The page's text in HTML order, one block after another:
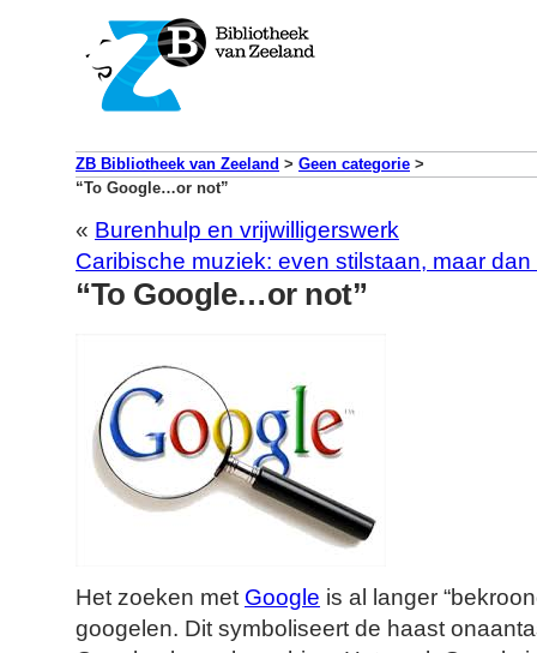
ZB Bibliotheek van Zeeland > Geen categorie >
“To Google…or not”
« Burenhulp en vrijwilligerswerk
Caribische muziek: even stilstaan, maar
“To Google…or not”
Het zoeken met Google is al langer
googelen. Dit symboliseert de haast